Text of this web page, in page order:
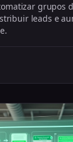
grupos
leads e